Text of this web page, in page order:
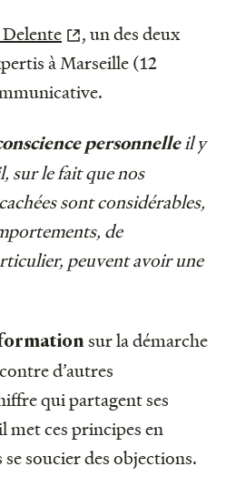
, un des deux
à Marseille (12
personnelleil y
sur le fait que nos
sont considérables,
de
peuvent avoir une
sur la démarche
d’autres
qui partagent ses
met ces principes en
soucier des objections.